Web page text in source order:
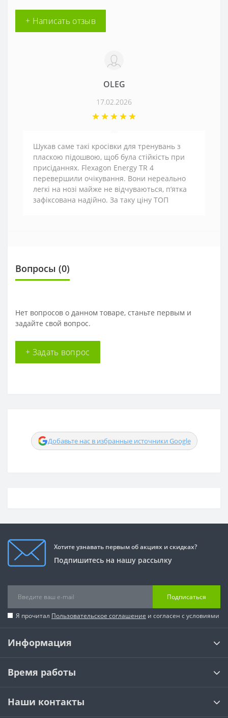
+ Написать отзыв
OLEG
17.02.2026
Шукав саме такі кросівки для тренувань з
пласкою підошвою, щоб була стійкість при
присіданнях. Flexagon Energy TR 4
перевершили очікування. Вони нереально
легкі на нозі майже не відчуваються, п’ятка
зафіксована надійно. За таку ціну ТОП
Вопросы (0)
Нет вопросов о данном товаре, станьте первым и
задайте свой вопрос.
+ Задать вопрос
Добавьте нас в избранные источники Google
Хотите узнавать первым об акциях и скидках?
Подпишитесь на нашу рассылку
Подписаться
Я прочитал Пользовательское соглашение и согласен с условиями
Информация
Время работы
Наши контакты